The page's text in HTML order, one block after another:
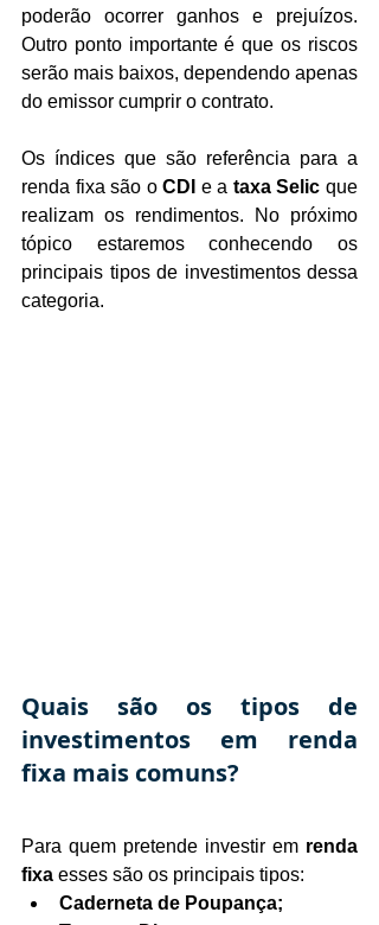
poderão ocorrer ganhos e prejuízos.
Outro ponto importante é que os riscos
serão mais baixos, dependendo apenas
do emissor cumprir o contrato.
Os índices que são referência para a
renda fixa são o CDI e a taxa Selic que
realizam os rendimentos. No próximo
tópico estaremos conhecendo os
principais tipos de investimentos dessa
categoria.
Quais são os tipos de
investimentos em renda
fixa mais comuns?
Para quem pretende investir em renda
fixa esses são os principais tipos:
Caderneta de Poupança;